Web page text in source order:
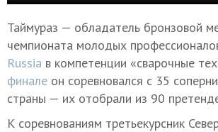
Таймураз — обладатель бронзовой
чемпионата молодых
Russia в компетенции «сварочные
финале он соревновался с 35
страны — их отобрали из 90
К соревнованиям третьекурсник